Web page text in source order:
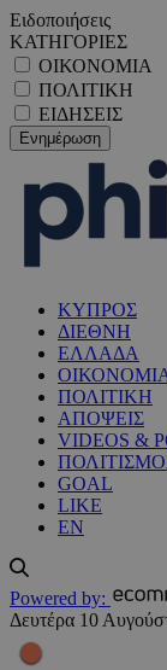
Ειδοποιήσεις
ΚΑΤΗΓΟΡΙΕΣ
ΟΙΚΟΝΟΜΙΑ
ΠΟΛΙΤΙΚΗ
ΕΙΔΗΣΕΙΣ
ΚΥΠΡΟΣ
ΔΙΕΘΝΗ
ΕΛΛΑΔΑ
ΠΟΛΙΤΙΚΗ
ΑΠΟΨΕΙΣ
VIDEOS &
GOAL
LIKE
EN
Powered by:
Δευτέρα 10